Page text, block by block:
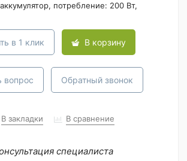
потребление: 200 Вт,
в 1 клик В корзину
вопрос Обратный звонок
В закладки В сравнение
специалиста